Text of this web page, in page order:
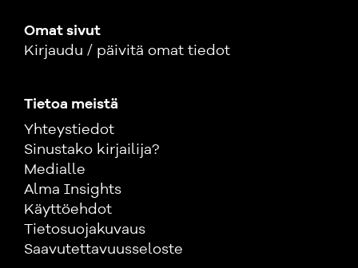
Omat sivut
Kirjaudu / päivitä omat tiedot
Tietoa meistä
Yhteystiedot
Sinustako kirjailija?
Medialle
Alma Insights
Käyttöehdot
Tietosuojakuvaus
Saavutettavuusseloste